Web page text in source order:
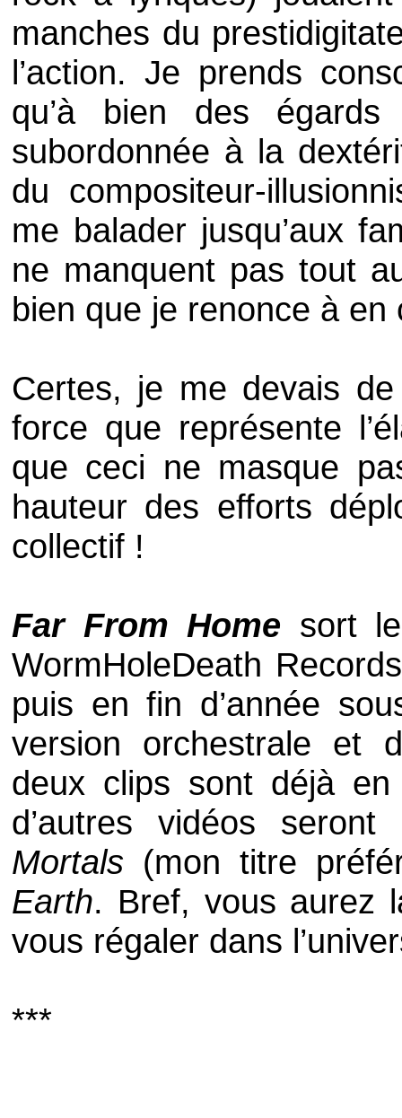
manches du
l’action. Je prends
qu’à bien des
subordonnée à la
du compositeur-
me balader jusqu’aux
ne manquent pas tout
bien que je renonce à en
Certes, je me devais
force que représente
que ceci ne masque
hauteur des efforts
collectif !
Far From Home sort
WormHoleDeath Records
puis en fin d’année
version orchestrale et
deux clips sont déjà
d’autres vidéos
Mortals (mon titre
Earth. Bref, vous aurez
vous régaler dans
***